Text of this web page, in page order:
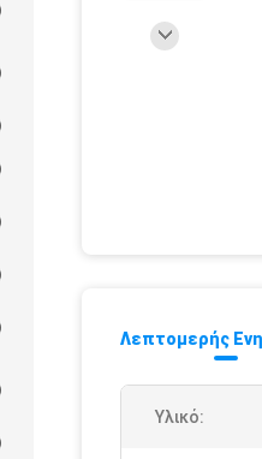
Λεπτομερής
Υλικό: